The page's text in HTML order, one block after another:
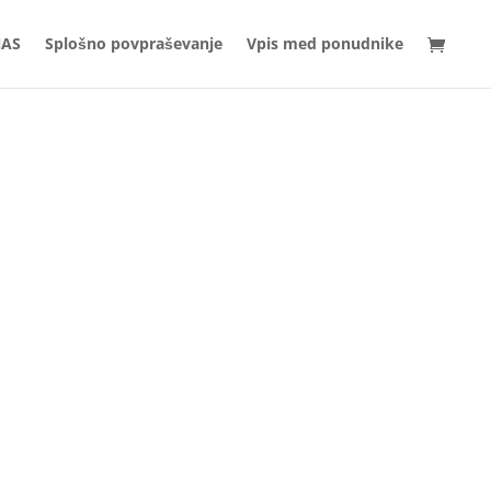
Splošno povpraševanje Vpis med ponudnike